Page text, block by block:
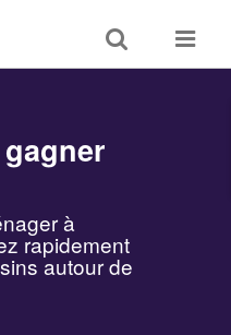
Toggle
search
Toggle
à
rapidement
autour de